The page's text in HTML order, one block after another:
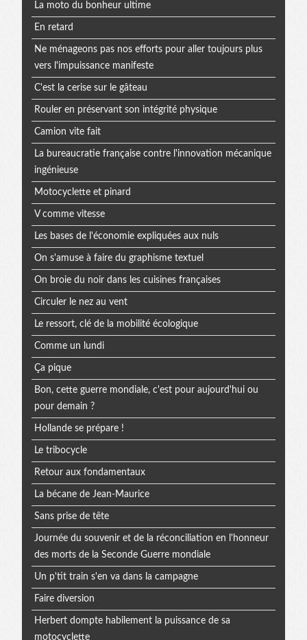
La moto du bonheur ultime
En retard
Ne ménageons pas nos efforts pour aller toujours plus
vers l'impuissance manifeste
C'est la cerise sur le gâteau
Rouler en préservant son intégrité physique
Camion vite fait
La bureaucratie française contre l'innovation mécanique
ingénieuse
Motocyclette et pinard
V comme vitesse
Les bases de l'économie expliquées aux nuls
On s'amuse à faire du graphisme textuel
On broie du noir dans les cuisines françaises
Circuler le nez au vent
Le ressort, clé de la mobilité écologique
Comme un lundi
Ça pique
Bon, cette guerre mondiale, c'est pour aujourd'hui ou
pour demain ?
Hollande se prépare !
Le tribocycle
Retour aux fondamentaux
La bécane de Jean-Maurice
Sans prise de tête
Journée du souvenir et de la réconciliation en l'honneur
des morts de la Seconde Guerre mondiale
Un p'tit train s'en va dans la campagne
Faire diversion
Herbert dompte habilement la puissance de sa
motocyclette